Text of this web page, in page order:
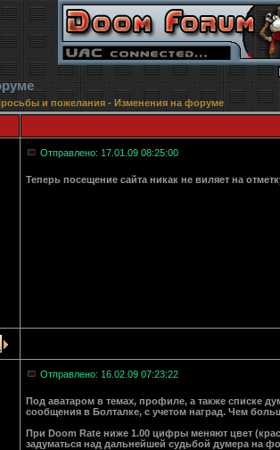
и пожелания - Изменения на форуме
Отправлено: 17.01.09 08:25:00
Теперь посещение сайта никак не виляет на
Отправлено: 16.02.09 07:23:22
Под аватаром в темах, профиле, а также списке
сообщения в Болталке, с учетом наград. Чем
При Doom Rate ниже 1.00 цифры меняют цвет
задуматься над дальнейшей судьбой думера на